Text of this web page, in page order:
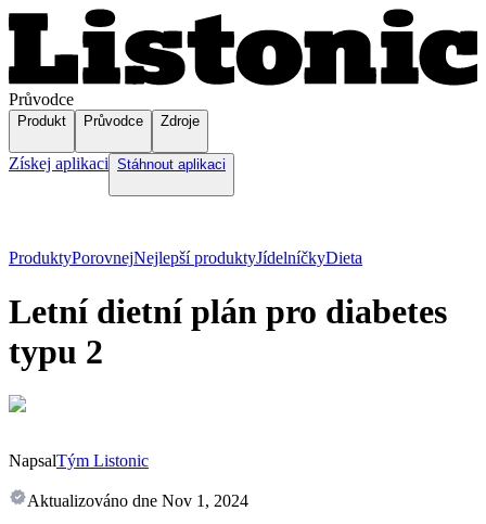
Průvodce
Produkt Průvodce Zdroje
Získej aplikaci Stáhnout aplikaci
ProduktyPorovnejNejlepší produktyJídelníčkyDieta
Letní dietní plán pro diabetes
typu 2
NapsalTým Listonic
Aktualizováno dne Nov 1, 2024